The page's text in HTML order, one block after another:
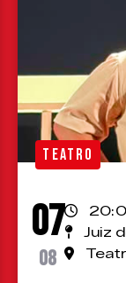
TEATRO
07
08
Juiz